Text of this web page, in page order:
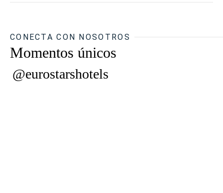
CONECTA CON NOSOTROS
Momentos únicos
@eurostarshotels